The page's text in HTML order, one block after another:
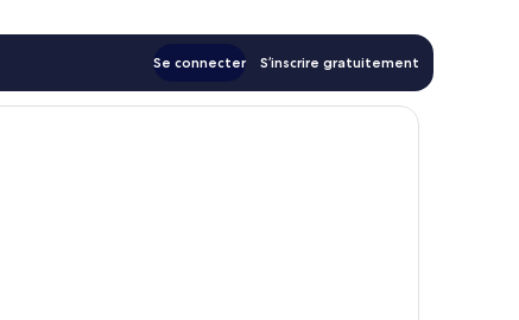
Se connecter S’inscrire gratuitement